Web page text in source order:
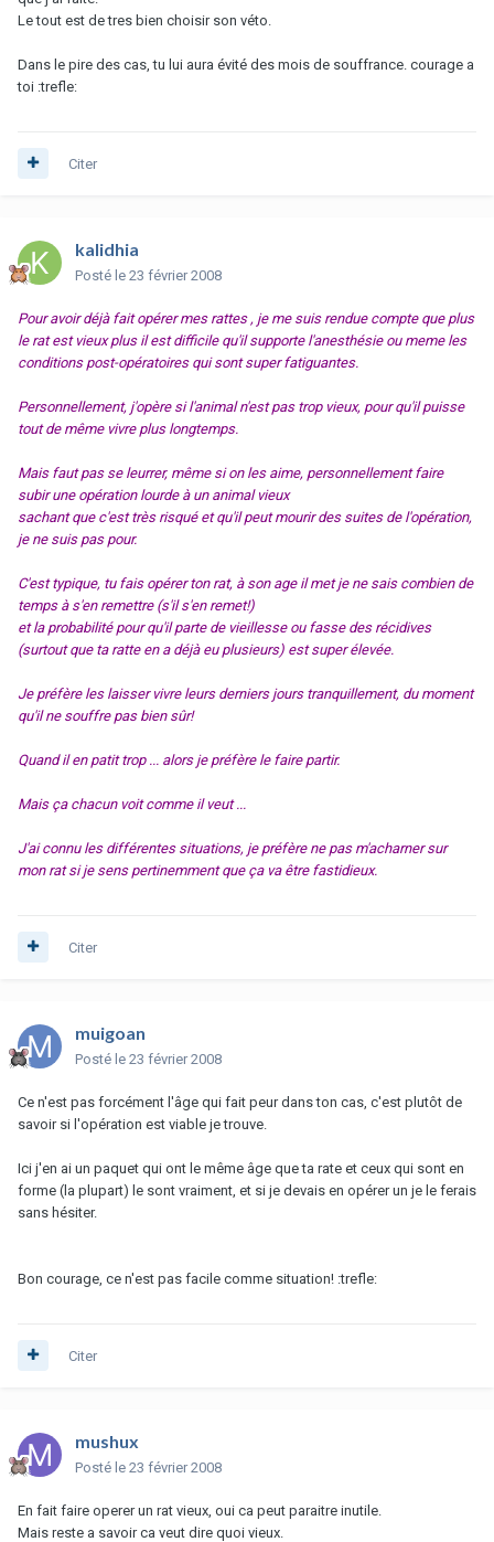
Le tout est de tres bien choisir son véto.
Dans le pire des cas, tu lui aura évité des mois de souffrance. courage a
toi :trefle:
Citer
kalidhia
Posté le 23 février 2008
Pour avoir déjà fait opérer mes rattes , je me suis rendue compte que plus
le rat est vieux plus il est difficile qu'il supporte l'anesthésie ou meme les
conditions post-opératoires qui sont super fatiguantes.
Personnellement, j'opère si l'animal n'est pas trop vieux, pour qu'il puisse
tout de même vivre plus longtemps.
Mais faut pas se leurrer, même si on les aime, personnellement faire
subir une opération lourde à un animal vieux
sachant que c'est très risqué et qu'il peut mourir des suites de l'opération,
je ne suis pas pour.
C'est typique, tu fais opérer ton rat, à son age il met je ne sais combien de
temps à s'en remettre (s'il s'en remet!)
et la probabilité pour qu'il parte de vieillesse ou fasse des récidives
(surtout que ta ratte en a déjà eu plusieurs) est super élevée.
Je préfère les laisser vivre leurs derniers jours tranquillement, du moment
qu'il ne souffre pas bien sûr!
Quand il en patit trop ... alors je préfère le faire partir.
Mais ça chacun voit comme il veut ...
J'ai connu les différentes situations, je préfère ne pas m'acharner sur
mon rat si je sens pertinemment que ça va être fastidieux.
Citer
muigoan
Posté le 23 février 2008
Ce n'est pas forcément l'âge qui fait peur dans ton cas, c'est plutôt de
savoir si l'opération est viable je trouve.
Ici j'en ai un paquet qui ont le même âge que ta rate et ceux qui sont en
forme (la plupart) le sont vraiment, et si je devais en opérer un je le ferais
sans hésiter.
Bon courage, ce n'est pas facile comme situation! :trefle:
Citer
mushux
Posté le 23 février 2008
En fait faire operer un rat vieux, oui ca peut paraitre inutile.
Mais reste a savoir ca veut dire quoi vieux.